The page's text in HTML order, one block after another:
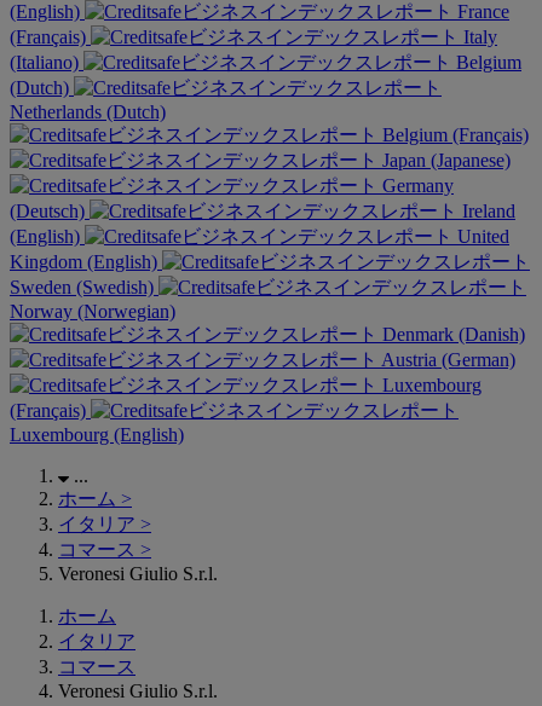
(English)
France
(Français)
Italy
(Italiano)
Belgium
(Dutch)
Netherlands (Dutch)
Belgium (Français)
Japan (Japanese)
Germany
(Deutsch)
Ireland
(English)
United
Kingdom (English)
Sweden (Swedish)
Norway (Norwegian)
Denmark (Danish)
Austria (German)
Luxembourg
(Français)
Luxembourg (English)
...
ホーム >
イタリア >
コマース >
Veronesi Giulio S.r.l.
ホーム
イタリア
コマース
Veronesi Giulio S.r.l.